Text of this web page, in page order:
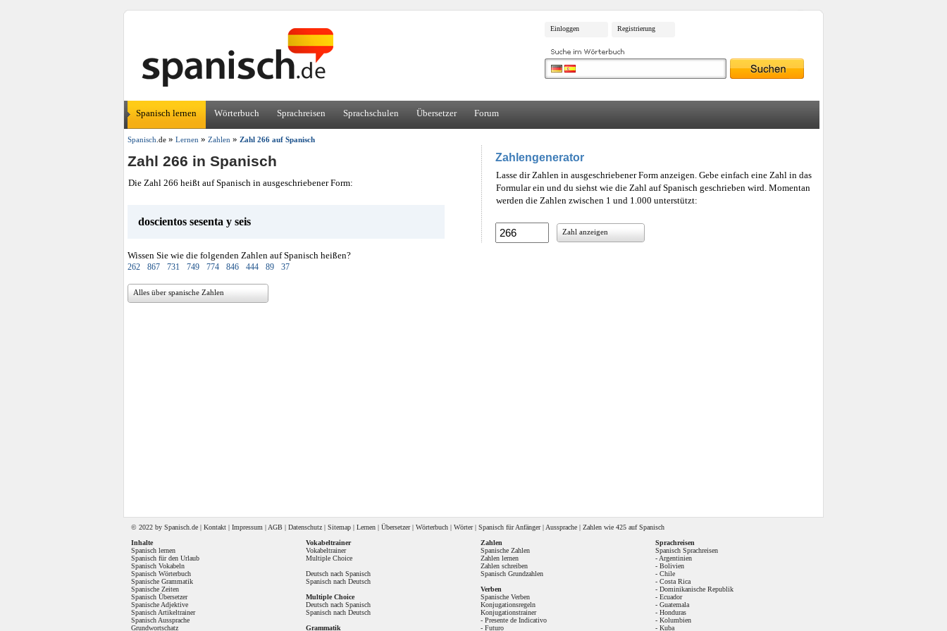
Einloggen Registrierung
Spanisch lernen Wörterbuch Sprachreisen Sprachschulen Übersetzer Forum
Spanisch .de » Lernen » Zahlen » Zahl 266 auf Spanisch
Zahl 266 in Spanisch
Die Zahl 266 heißt auf Spanisch in ausgeschriebener Form:
doscientos sesenta y seis
Wissen Sie wie die folgenden Zahlen auf Spanisch heißen?
262 867 731 749 774 846 444 89 37
Alles über spanische Zahlen
Zahlengenerator
Lasse dir Zahlen in ausgeschriebener Form anzeigen. Gebe einfach eine Zahl in das
Formular ein und du siehst wie die Zahl auf Spanisch geschrieben wird. Momentan
werden die Zahlen zwischen 1 und 1.000 unterstützt:
Zahl anzeigen
© 2022 by Spanisch .de | Kontakt | Impressum | AGB | Datenschutz | Sitemap | Lernen | Übersetzer| Wörterbuch | Wörter| Spanisch für Anfänger| Aussprache | Zahlen wie 425 auf Spanisch
Inhalte
Spanisch lernen
Spanisch für den Urlaub
Spanisch Vokabeln
Spanisch Wörterbuch
Spanische Grammatik
Spanische Zeiten
Spanisch Übersetzer
Spanische Adjektive
Spanisch Artikeltrainer
Spanisch Aussprache
Grundwortschatz
Vokabeltrainer
Vokabeltrainer
Multiple Choice
Deutsch nach Spanisch
Spanisch nach Deutsch
Multiple Choice
Deutsch nach Spanisch
Spanisch nach Deutsch
Grammatik
Zahlen
Spanische Zahlen
Zahlen lernen
Zahlen schreiben
Spanisch Grundzahlen
Verben
Spanische Verben
Konjugationsregeln
Konjugationstrainer
- Presente de Indicativo
- Futuro
Sprachreisen
Spanisch Sprachreisen
- Argentinien
- Bolivien
- Chile
- Costa Rica
- Dominikanische Republik
- Ecuador
- Guatemala
- Honduras
- Kolumbien
- Kuba